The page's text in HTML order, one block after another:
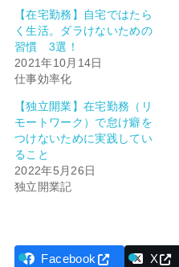
【在宅勤務】自宅ではたら
く生活。ダラけないための
習慣 3選！
2021年10月14日
仕事効率化
【独立開業】在宅勤務（リ
モートワーク）で怠け癖を
つけないために実践してい
ること
2022年5月26日
独立開業記
Facebook X